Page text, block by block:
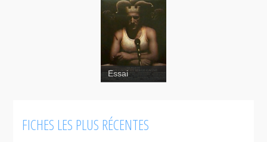
Le
Royaume
Essai
FICHES LES PLUS RÉCENTES